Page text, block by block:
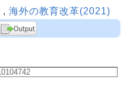
, 海外の教育改革(2021)